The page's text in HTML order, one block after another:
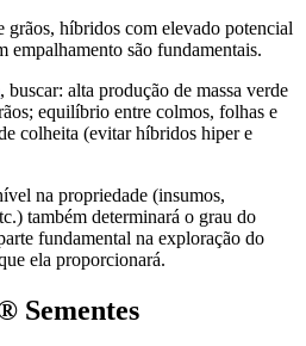
grãos, híbridos com elevado potencial
empalhamento são fundamentais.
, buscar: alta produção de massa verde
equilíbrio entre colmos, folhas e
colheita (evitar híbridos hiper e
na propriedade (insumos,
também determinará o grau do
fundamental na exploração do
ela proporcionará.
Sementes